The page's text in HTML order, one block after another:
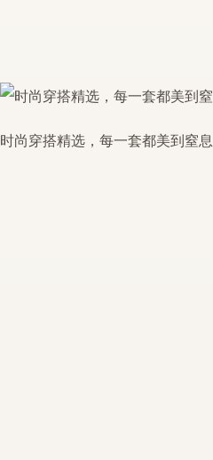
时尚穿搭精选，每一套都美到窒息